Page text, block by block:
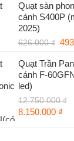
là:
Quạt sàn
cánh S400P
2025)
626.000₫ Giá
là:
Quạt Trần
cánh F-
led)
12.750.000₫
Giá
8.150.000 ₫Giá